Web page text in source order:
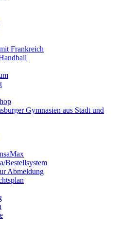
Frankreich
Gymnasien aus Stadt und
Bestellsystem
Abmeldung